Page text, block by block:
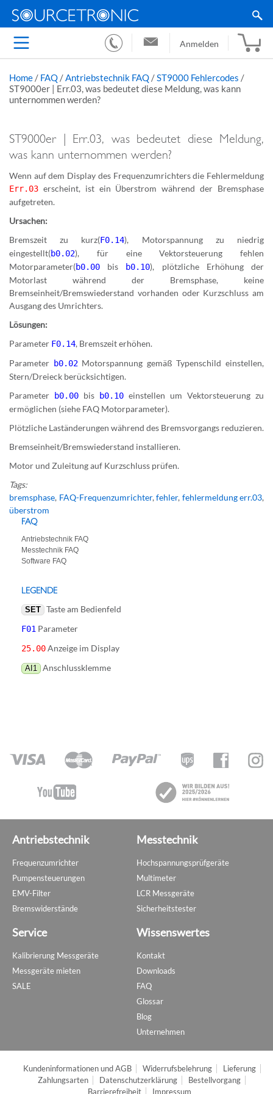
Anmelden
Home / FAQ / Antriebstechnik FAQ / ST9000 Fehlercodes /
ST9000er | Err.03, was bedeutet diese Meldung, was kann
unternommen werden?
ST9000er | Err.03, was bedeutet diese Meldung,
was kann unternommen werden?
Wenn auf dem Display des Frequenzumrichters die Fehlermeldung
Err.03 erscheint, ist ein Überstrom während der Bremsphase
aufgetreten.
Ursachen:
Bremszeit zu kurz(F0.14), Motorspannung zu niedrig
eingestellt(b0.02), für eine Vektorsteuerung fehlen
Motorparameter(b0.00 bis b0.10), plötzliche Erhöhung der
Motorlast während der Bremsphase, keine
Bremseinheit/Bremswiederstand vorhanden oder Kurzschluss am
Ausgang des Umrichters.
Lösungen:
Parameter F0.14, Bremszeit erhöhen.
Parameter b0.02Motorspannung gemäß Typenschild einstellen,
Stern/Dreieck berücksichtigen.
Parameter
b0.00 bis b0.10 einstellen um Vektorsteuerung zu
ermöglichen (siehe FAQ Motorparameter).
Plötzliche Laständerungen während des Bremsvorgangs reduzieren.
Bremseinheit/Bremswiederstand installieren.
Motor und Zuleitung auf Kurzschluss prüfen.
Tags:
bremsphase, FAQ-Frequenzumrichter,fehler, fehlermeldung err.03,
überstrom
FAQ
Antriebstechnik FAQ
Messtechnik FAQ
Software FAQ
LEGENDE
SET Taste am Bedienfeld
F01 Parameter
25.00Anzeige im Display
AI1 Anschlussklemme
Antriebstechnik
Frequenzumrichter
Pumpensteuerungen
EMV-Filter
Bremswiderstände
Messtechnik
Hochspannungsprüfgeräte
Multimeter
LCR Messgeräte
Sicherheitstester
Service
Kalibrierung Messgeräte
Messgeräte mieten
SALE
Wissenswertes
Kontakt
Downloads
FAQ
Glossar
Blog
Unternehmen
Kundeninformationen und AGB Widerrufsbelehrung
Lieferung
Zahlungsarten
Datenschutzerklärung
Bestellvorgang
Barrierefreiheit
Impressum